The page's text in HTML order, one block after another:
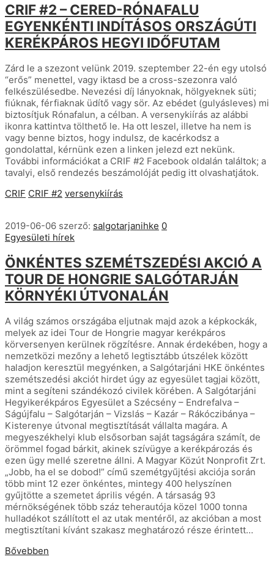
CRIF #2 – CERED-RÓNAFALU
EGYENKÉNTI INDÍTÁSOS ORSZÁGÚTI
KERÉKPÁROS HEGYI IDŐFUTAM
Zárd le a szezont velünk 2019. szeptember 22-én egy utolsó
“erős” menettel, vagy iktasd be a cross-szezonra való
felkészülésedbe. Nevezési díj lányoknak, hölgyeknek süti;
fiúknak, férfiaknak üdítő vagy sör. Az ebédet (gulyásleves) mi
biztosítjuk Rónafalun, a célban. A versenykiírás az alábbi
ikonra kattintva tölthető le. Ha ott leszel, illetve ha nem is
vagy benne biztos, hogy indulsz, de kacérkodsz a
gondolattal, kérnünk ezen a linken jelezd ezt nekünk.
További információkat a CRIF #2 Facebook oldalán találtok; a
tavalyi, első rendezés beszámolóját pedig itt olvashatjátok.
CRIF CRIF #2 versenykiírás
2019-06-06 szerző: salgotarjanihke 0
Egyesületi hírek
ÖNKÉNTES SZEMÉTSZEDÉSI AKCIÓ A
TOUR DE HONGRIE SALGÓTARJÁN
KÖRNYÉKI ÚTVONALÁN
A világ számos országába eljutnak majd azok a képkockák,
melyek az idei Tour de Hongrie magyar kerékpáros
körversenyen kerülnek rögzítésre. Annak érdekében, hogy a
nemzetközi mezőny a lehető legtisztább útszélek között
haladjon keresztül megyénken, a Salgótarjáni HKE önkéntes
szemétszedési akciót hirdet úgy az egyesület tagjai között,
mint a segíteni szándékozó civilek körében. A Salgótarjáni
Hegyikerékpáros Egyesület a Szécsény – Endrefalva –
Ságújfalu – Salgótarján – Vizslás – Kazár – Rákóczibánya –
Kisterenye útvonal megtisztítását vállalta magára. A
megyeszékhelyi klub elsősorban saját tagságára számít, de
örömmel fogad bárkit, akinek szívügye a kerékpározás és
ezen ügy mellé szeretne állni. A Magyar Közút Nonprofit Zrt.
„Jobb, ha el se dobod!” című szemétgyűjtési akciója során
több mint 12 ezer önkéntes, mintegy 400 helyszínen
gyűjtötte a szemetet április végén. A társaság 93
mérnökségének több száz teherautója közel 1000 tonna
hulladékot szállított el az utak mentéről, az akcióban a most
megtisztítani kívánt szakasz meghatározó része érintett…
Bővebben